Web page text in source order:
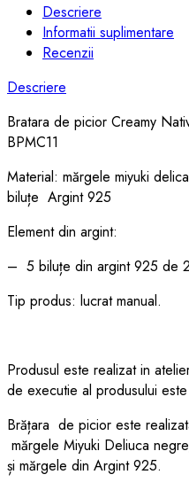
Descriere
Informatii suplimentare
Recenzii
Descriere
Bratara de picior Creamy
BPMC11
Material: mărgele miyuki
biluțe Argint 925
Element din argint:
– 5 biluțe din argint 925 de
Tip produs: lucrat manual.
Produsul este realizat in
de executie al produsului
Brățara de picior este
mărgele Miyuki Deliuca
și mărgele din Argint 925.